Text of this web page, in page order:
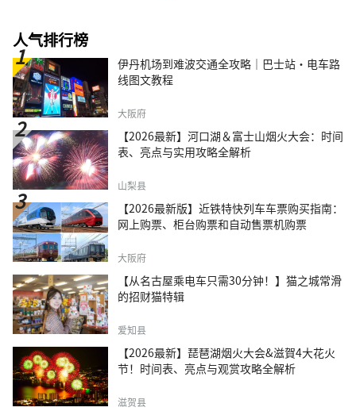
人气排行榜
伊丹机场到难波交通全攻略｜巴士站・电车路
线图文教程
大阪府
【2026最新】河口湖＆富士山烟火大会：时间
表、亮点与实用攻略全解析
山梨县
【2026最新版】近铁特快列车车票购买指南：
网上购票、柜台购票和自动售票机购票
大阪府
【从名古屋乘电车只需30分钟！】猫之城常滑
的招财猫特辑
爱知县
【2026最新】琵琶湖烟火大会&滋賀4大花火
节！时间表、亮点与观赏攻略全解析
滋贺县